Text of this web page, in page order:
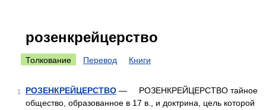
розенкрейцерство
Толкование Перевод Книги
1 РОЗЕНКРЕЙЦЕРСТВО — РОЗЕНКРЕЙЦЕРСТВО тайное
общество, образованное в 17 в., и доктрина, цель которой